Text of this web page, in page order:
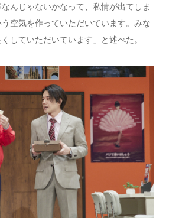
んじゃないかなって、私情が出てしま
空気を作っていただいています。みな
していただいています」と述べた。